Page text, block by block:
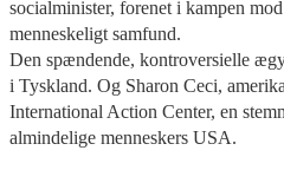
socialminister, forenet i kampen
menneskeligt samfund.
Den spændende, kontroversielle
i Tyskland. Og Sharon Ceci,
International Action Center, en
almindelige menneskers USA.